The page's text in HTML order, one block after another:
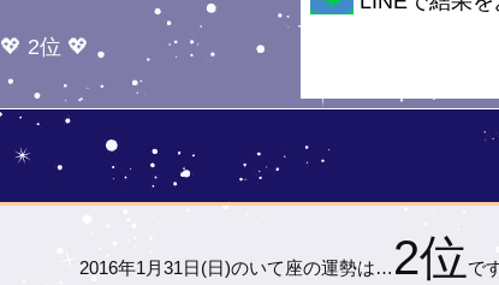
💖 2位 💖
2016年1月31日(日)のいて座の運勢は… 2位 で